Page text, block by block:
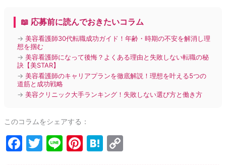
📖 応募前に読んでおきたいコラム
→美容看護師30代転職成功ガイド！年齢・時期の不安を解消し理
想を掴む
→美容看護師になって後悔？よくある理由と失敗しない転職の秘
訣【美STAR】
→美容看護師のキャリアプランを徹底解説！理想を叶える5つの
道筋と成功戦略
→美容クリニック大手ランキング！失敗しない選び方と働き方
このコラムをシェアする：
F
T
Li Pi H